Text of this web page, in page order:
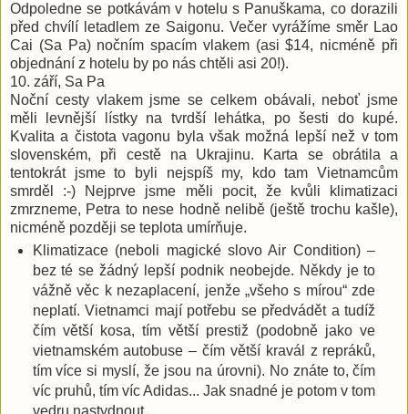
Odpoledne se potkávám v hotelu s Panuškama, co dorazili
před chvílí letadlem ze Saigonu. Večer vyrážíme směr Lao
Cai (Sa Pa) nočním spacím vlakem (asi $14, nicméně při
objednání z hotelu by po nás chtěli asi 20!).
10. září, Sa Pa
Noční cesty vlakem jsme se celkem obávali, neboť jsme
měli levnější lístky na tvrdší lehátka, po šesti do kupé.
Kvalita a čistota vagonu byla však možná lepší než v tom
slovenském, při cestě na Ukrajinu. Karta se obrátila a
tentokrát jsme to byli nejspíš my, kdo tam Vietnamcům
smrděl :-) Nejprve jsme měli pocit, že kvůli klimatizaci
zmrzneme, Petra to nese hodně nelibě (ještě trochu kašle),
nicméně později se teplota umírňuje.
Klimatizace (neboli magické slovo Air Condition) –
bez té se žádný lepší podnik neobejde. Někdy je to
vážně věc k nezaplacení, jenže „všeho s mírou“ zde
neplatí. Vietnamci mají potřebu se předvádět a tudíž
čím větší kosa, tím větší prestiž (podobně jako ve
vietnamském autobuse – čím větší kravál z repráků,
tím více si myslí, že jsou na úrovni). No znáte to, čím
víc pruhů, tím víc Adidas... Jak snadné je potom v tom
vedru nastydnout.